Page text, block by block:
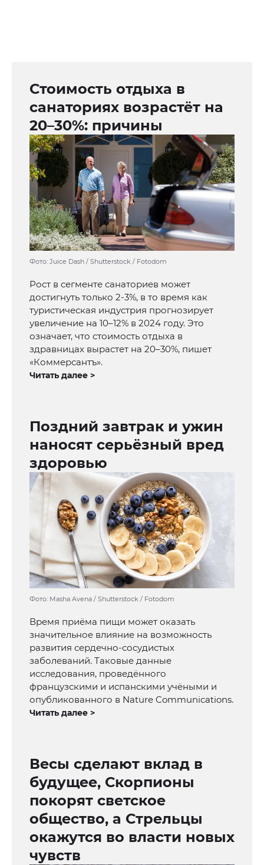
Стоимость отдыха в
санаториях возрастёт на
20–30%: причины
Фото: Juice Dash / Shutterstock / Fotodom
Рост в сегменте санаториев может
достигнуть только 2-3%, в то время как
туристическая индустрия прогнозирует
увеличение на 10–12% в 2024 году. Это
означает, что стоимость отдыха в
здравницах вырастет на 20–30%, пишет
«Коммерсантъ».
Читать далее >
Поздний завтрак и ужин
наносят серьёзный вред
здоровью
Фото: Masha Avena / Shutterstock / Fotodom
Время приёма пищи может оказать
значительное влияние на возможность
развития сердечно-сосудистых
заболеваний. Таковые данные
исследования, проведённого
французскими и испанскими учёными и
опубликованного в Nature Communications.
Читать далее >
Весы сделают вклад в
будущее, Скорпионы
покорят светское
общество, а Стрельцы
окажутся во власти новых
чувств